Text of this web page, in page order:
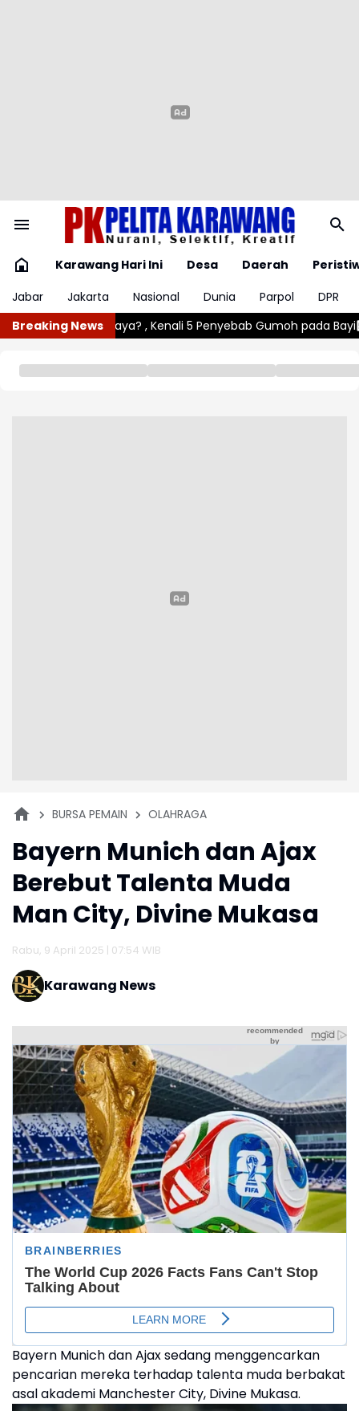
Karawang Hari Ini Desa Daerah
Jabar
Jakarta Nasional Dunia Parpol
DPR
Breaking News
Gumoh pada Bayi Angin Kencang Rusak Lima Rumah
BURSA PEMAIN OLAHRAGA
Bayern Munich dan Ajax
Berebut Talenta Muda
Man City, Divine Mukasa
Rabu, 9 April 2025 | 07:54 WIB
Karawang News
Bayern Munich dan Ajax sedang menggencarkan
pencarian mereka terhadap talenta muda berbakat
asal akademi Manchester City, Divine Mukasa.